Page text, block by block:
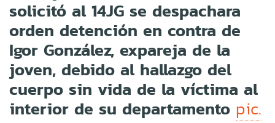
solicitó al 14JG se despachara
orden detención en contra de
Igor González, expareja de la
joven, debido al hallazgo del
cuerpo sin vida de la víctima al
interior de su departamento pic.